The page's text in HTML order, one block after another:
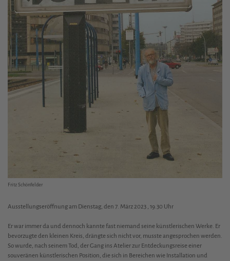
Fritz Schönfelder
Ausstellungseröffnung am Dienstag, den 7. März 2023 , 19.30 Uhr
Er war immer da und dennoch kannte fast niemand seine künstlerischen Werke. Er
bevorzugte den kleinen Kreis, drängte sich nicht vor, musste angesprochen werden.
So wurde, nach seinem Tod, der Gang ins Atelier zur Entdeckungsreise einer
souveränen künstlerischen Position, die sich in Bereichen wie Installation und